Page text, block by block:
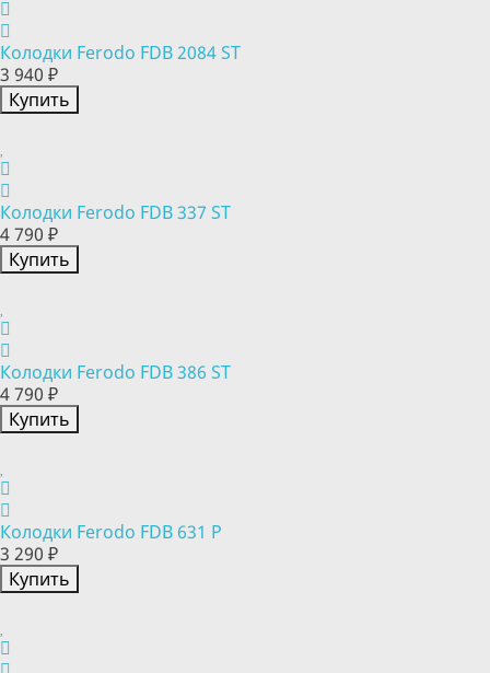
Колодки Ferodo FDB 2084 ST
3 940 ₽
Купить
Колодки Ferodo FDB 337 ST
4 790 ₽
Купить
Колодки Ferodo FDB 386 ST
4 790 ₽
Купить
Колодки Ferodo FDB 631 P
3 290 ₽
Купить